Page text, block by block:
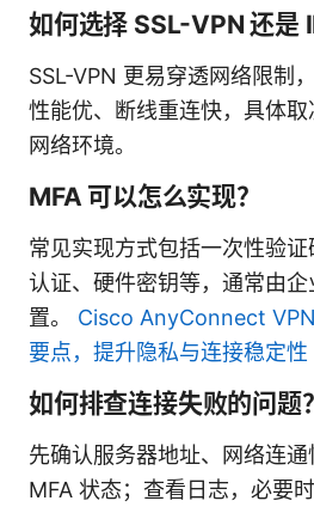
如何选择 SSL-VPN 还是
SSL-VPN 更易穿透网络限制
性能优、断线重连快，具体
网络环境。
MFA 可以怎么实现？
常见实现方式包括一次性验
认证、硬件密钥等，通常由
置。 Cisco AnyConnect
要点，提升隐私与连接稳定性
如何排查连接失败的问题？
先确认服务器地址、网络连
MFA 状态；查看日志，必要